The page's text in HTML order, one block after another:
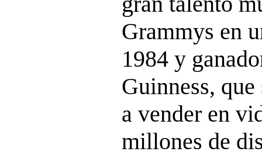
Grammys en
1984 y
Guinness,
a vender en
millones de